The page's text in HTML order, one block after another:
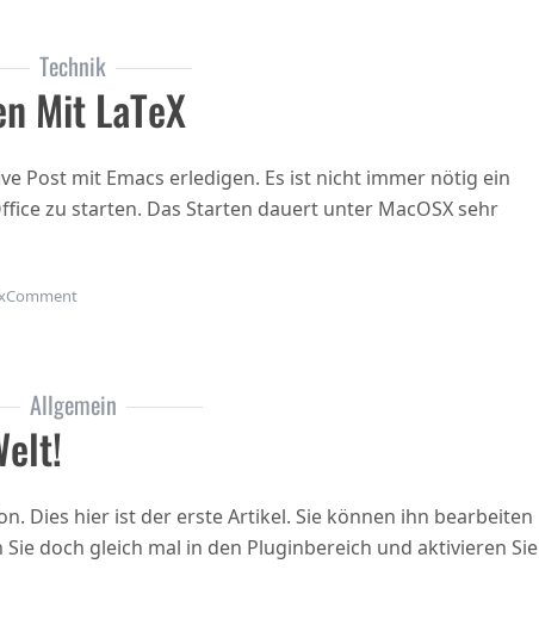
Technik
Mit LaTeX
Post mit Emacs erledigen. Es ist nicht immer nötig ein
zu starten. Das Starten dauert unter MacOSX sehr
Commenton Briefe schreiben mit LaTeX
Allgemein
Dies hier ist der erste Artikel. Sie können ihn bearbeiten
doch gleich mal in den Pluginbereich und aktivieren Sie